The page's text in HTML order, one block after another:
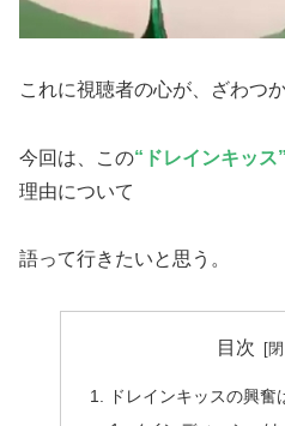
これに視聴者の心が、ざわつ
今回は、この“ドレインキッス”
理由について
語って行きたいと思う。
目次
ドレインキッスの興奮